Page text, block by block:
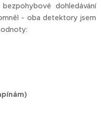
dohledávání
- oba detektory jsem